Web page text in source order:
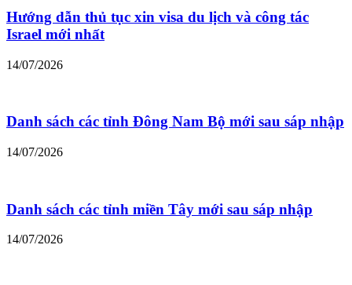
Hướng dẫn thủ tục xin visa du lịch và công tác
Israel mới nhất
14/07/2026
Danh sách các tỉnh Đông Nam Bộ mới sau sáp nhập
14/07/2026
Danh sách các tỉnh miền Tây mới sau sáp nhập
14/07/2026